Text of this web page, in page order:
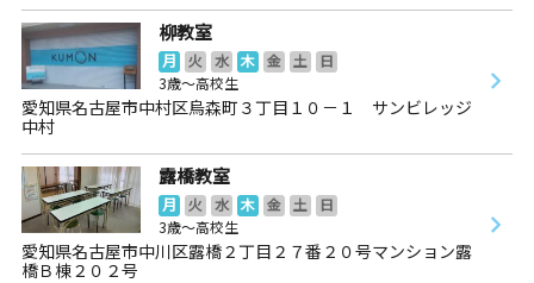
柳教室
月 火 水 木 金 土
日
3歳～高校生
愛知県名古屋市中村区烏森町３丁目１０－１ サンビレッジ
中村
露橋教室
月 火 水 木 金 土
日
3歳～高校生
愛知県名古屋市中川区露橋２丁目２７番２０号マンション露
橋Ｂ棟２０２号